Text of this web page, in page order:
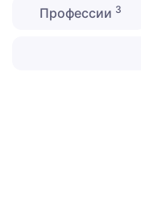
Профессии 3